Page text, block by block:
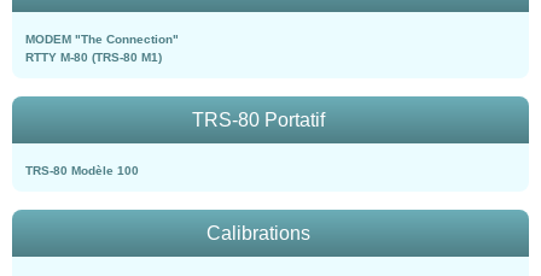
MODEM "The Connection"
RTTY M-80 (TRS-80 M1)
TRS-80 Portatif
TRS-80 Modèle 100
Calibrations